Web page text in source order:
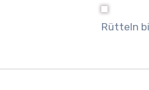
Rütteln